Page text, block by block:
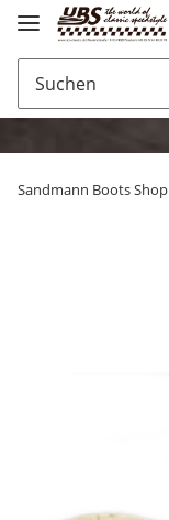
Sandmann Boots Shop